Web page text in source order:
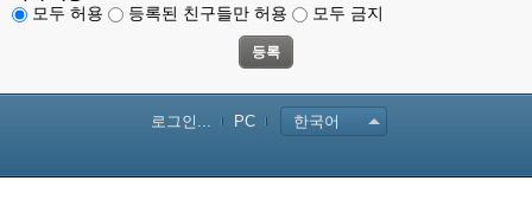
모두 허용
등록된 친구들만 허용 모두 금지
로그인... PC 한국어